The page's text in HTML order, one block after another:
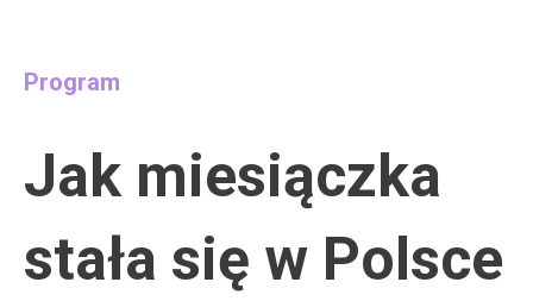
Program
Jak miesiączka
stała się w Polsce